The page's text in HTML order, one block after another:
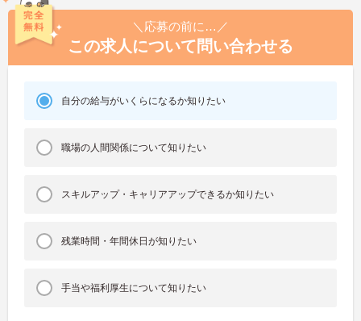
＼応募の前に…／
この求人について問い合わせる
自分の給与がいくらになるか知りたい
職場の人間関係について知りたい
スキルアップ・キャリアアップできるか知りたい
残業時間・年間休日が知りたい
手当や福利厚生について知りたい